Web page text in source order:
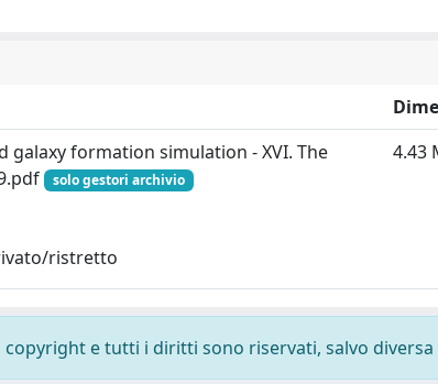
galaxy formation simulation - XVI. The
solo gestori archivio
ristretto
4.43
e tutti i diritti sono riservati, salvo diversa